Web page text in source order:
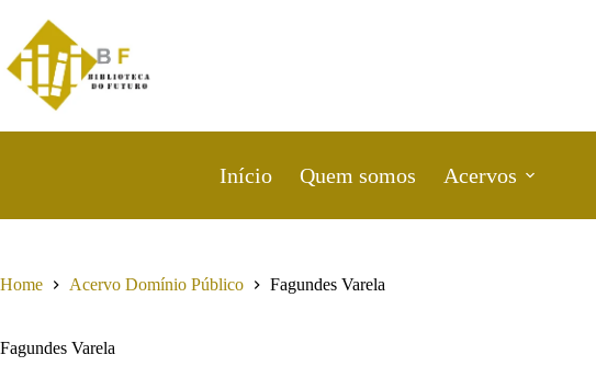
conteúdo
Início Quem somos Acervos
Home Acervo Domínio Público Fagundes Varela
Fagundes Varela